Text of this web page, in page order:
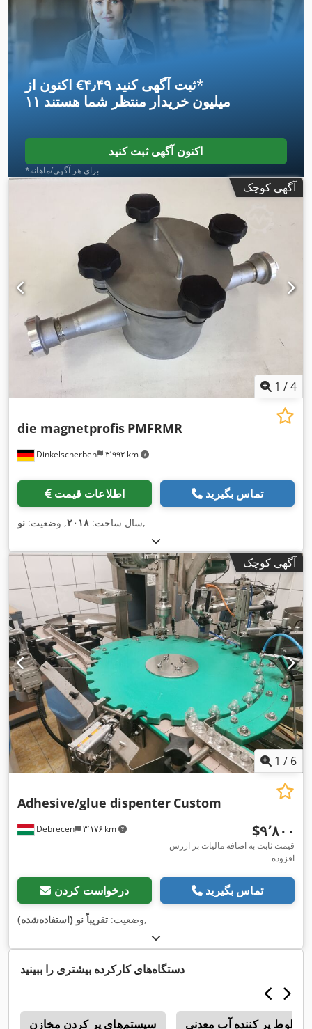
اکنون از ‎€۴٫۴۹ ثبت آگهی کنید*
۱۱ میلیون خریدار منتظر شما هستند
اکنون آگهی ثبت کنید
*برای هر آگهی/ماهانه
آگهی کوچک
1 /4
Dinkelscherben ۳٬۹۹۲ km
die magnetprofis PMFRMR
اطلاعات قیمت تماس بگیرید
سال ساخت: ۲۰۱۸, وضعیت: نو ,
آگهی کوچک
1 / 6
Debrecen ۳٬۱۷۶ km
Adhesive/glue dispenter Custom
‎$۹٬۸۰۰
قیمت ثابت به اضافه مالیات بر ارزش
افزوده
درخواست کردن تماس بگیرید
وضعیت: تقریباً نو (استفاده‌شده) ,
دستگاه‌های کارکرده بیشتری را ببینید
سیستم‌های پر کردن مخازن خطوط پر کننده آب معدنی